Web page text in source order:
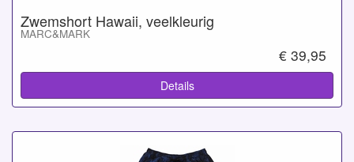
Zwemshort Hawaii, veelkleurig
MARC&MARK
€ 39,95
Details